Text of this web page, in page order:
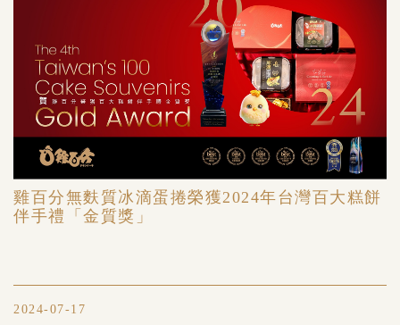
雞百分無麩質冰滴蛋捲榮獲2024年台灣百大糕餅
伴手禮「金質獎」
2024-07-17